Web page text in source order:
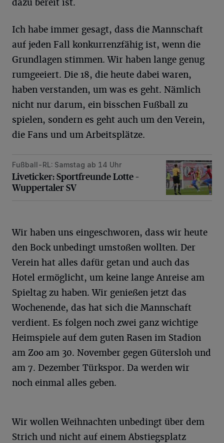
dazu bereit ist.
Ich habe immer gesagt, dass die Mannschaft
auf jeden Fall konkurrenzfähig ist, wenn die
Grundlagen stimmen. Wir haben lange genug
rumgeeiert. Die 18, die heute dabei waren,
haben verstanden, um was es geht. Nämlich
nicht nur darum, ein bisschen Fußball zu
spielen, sondern es geht auch um den Verein,
die Fans und um Arbeitsplätze.
Liveticker: Sportfreunde Lotte – Wuppertaler SV
Fußball-RL: Samstag ab 14 Uhr
Liveticker: Sportfreunde Lotte –
Wuppertaler SV
Wir haben uns eingeschworen, dass wir heute
den Bock unbedingt umstoßen wollten. Der
Verein hat alles dafür getan und auch das
Hotel ermöglicht, um keine lange Anreise am
Spieltag zu haben. Wir genießen jetzt das
Wochenende, das hat sich die Mannschaft
verdient. Es folgen noch zwei ganz wichtige
Heimspiele auf dem guten Rasen im Stadion
am Zoo am 30. November gegen Gütersloh und
am 7. Dezember Türkspor. Da werden wir
noch einmal alles geben.
Wir wollen Weihnachten unbedingt über dem
Strich und nicht auf einem Abstiegsplatz